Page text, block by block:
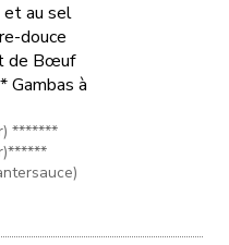
et au sel
douce
de Bœuf
Gambas à
*******